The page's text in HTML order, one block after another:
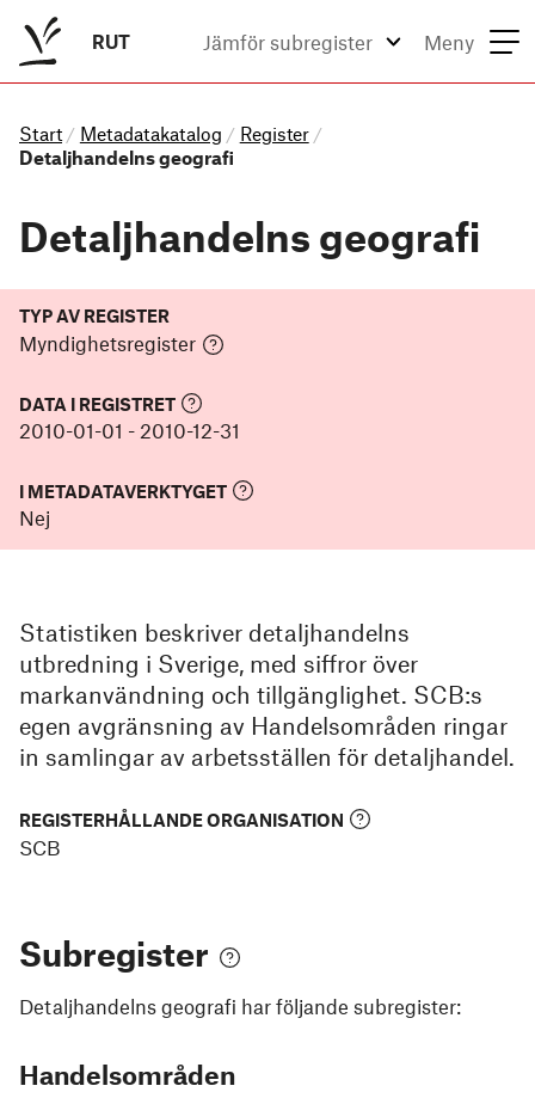
RUT Jämför subregister Meny
Start / Metadatakatalog / Register /
Detaljhandelns geografi
Detaljhandelns geografi
TYP AV REGISTER
Myndighetsregister
DATA I REGISTRET
2010-01-01 - 2010-12-31
I METADATAVERKTYGET
Nej
Statistiken beskriver detaljhandelns
utbredning i Sverige, med siffror över
markanvändning och tillgänglighet. SCB:s
egen avgränsning av Handelsområden ringar
in samlingar av arbetsställen för detaljhandel.
REGISTERHÅLLANDE ORGANISATION
SCB
Subregister
Detaljhandelns geografi har följande subregister:
Handelsområden